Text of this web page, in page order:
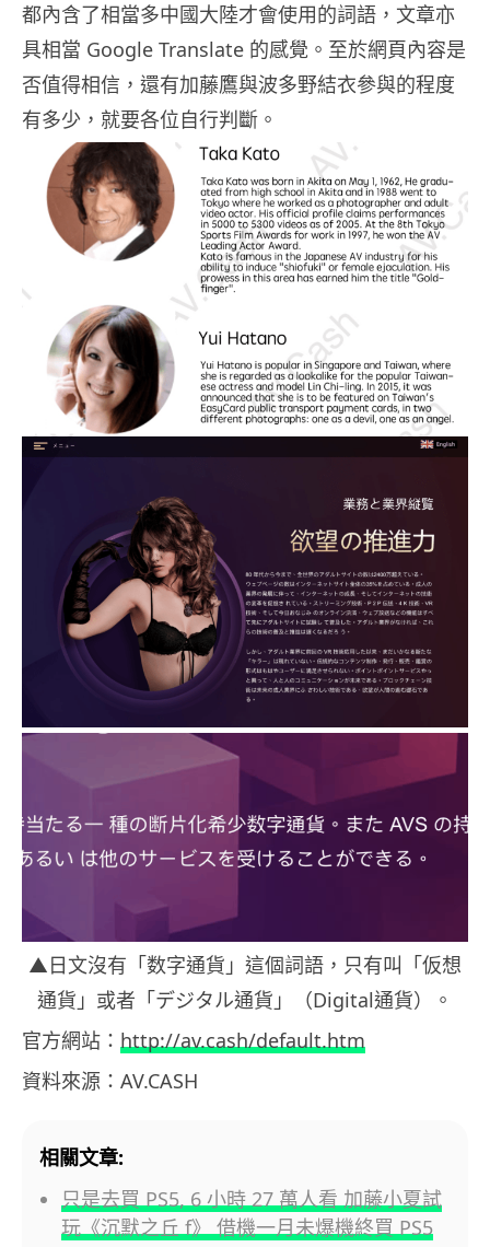
都內含了相當多中國大陸才會使用的詞語，文章亦
具相當 Google Translate 的感覺。至於網頁內容是
否值得相信，還有加藤鷹與波多野結衣參與的程度
有多少，就要各位自行判斷。
▲日文沒有「数字通貨」這個詞語，只有叫「仮想
通貨」或者「デジタル通貨」（Digital通貨）。
官方網站： http://av.cash/default.htm
資料來源：AV.CASH
相關文章:
只是去買 PS5, 6 小時 27 萬人看 加藤小夏試
玩《沉默之丘 f》 借機一月未爆機終買 PS5